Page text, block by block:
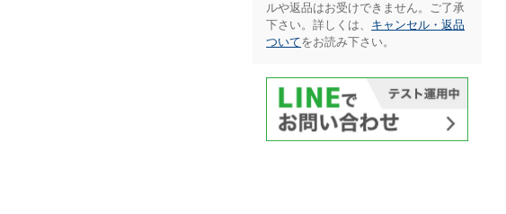
ルや返品はお受けできません。ご了承
下さい。詳しくは、 キャンセル・返品
ついてをお読み下さい。​